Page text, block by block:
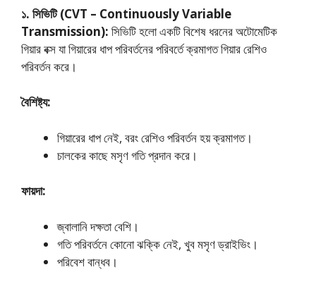
১. সিভিটি (CVT – Continuously Variable
Transmission): সিভিটি হলো একটি বিশেষ ধরনের অটোমেটিক
গিয়ার বক্স যা গিয়ারের ধাপ পরিবর্তনের পরিবর্তে ক্রমাগত গিয়ার রেশিও
পরিবর্তন করে।
বৈশিষ্ট্য:
গিয়ারের ধাপ নেই, বরং রেশিও পরিবর্তন হয় ক্রমাগত।
চালকের কাছে মসৃণ গতি প্রদান করে।
ফায়দা:
জ্বালানি দক্ষতা বেশি।
গতি পরিবর্তনে কোনো ঝক্কি নেই, খুব মসৃণ ড্রাইভিং।
পরিবেশ বান্ধব।